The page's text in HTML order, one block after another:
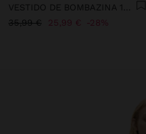
35,99 €
25,99 € 28%